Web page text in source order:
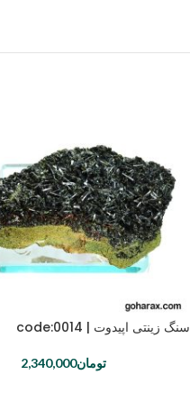
سنگ زینتی اپیدوت | code:0014
تومان2,340,000